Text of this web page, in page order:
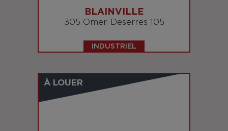
BLAINVILLE
305 Omer-Deserres 105
INDUSTRIEL
À LOUER